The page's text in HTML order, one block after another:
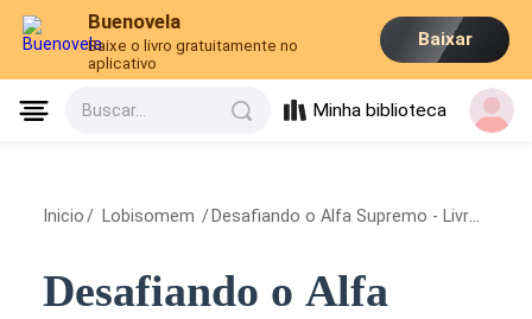
Buenovela
Baixe o livro gratuitamente no
aplicativo
Baixar
Buscar... Minha biblioteca
Inicio / Lobisomem / Desafiando o Alfa Supremo - Livro 3
Desafiando o Alfa